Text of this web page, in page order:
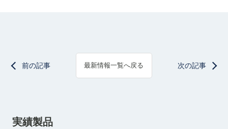
前の記事 最新情報一覧へ戻る 次の記事
実績製品